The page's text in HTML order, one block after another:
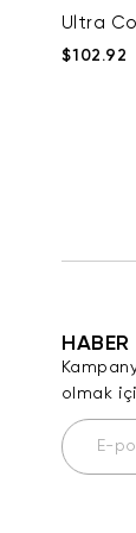
Ultra
$102.92
HABER
olmak